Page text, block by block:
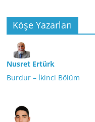
Köşe Yazarları
Nusret Ertürk
Burdur – İkinci Bölüm